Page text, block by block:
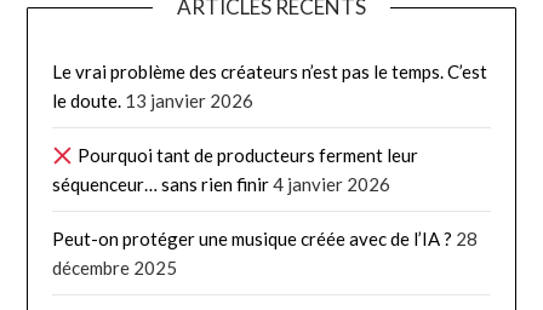
ARTICLES RÉCENTS
Le vrai problème des créateurs n’est pas le temps. C’est
le doute. 13 janvier 2026
Pourquoi tant de producteurs ferment leur
séquenceur… sans rien finir4 janvier 2026
Peut-on protéger une musique créée avec de l’IA ? 28
décembre 2025